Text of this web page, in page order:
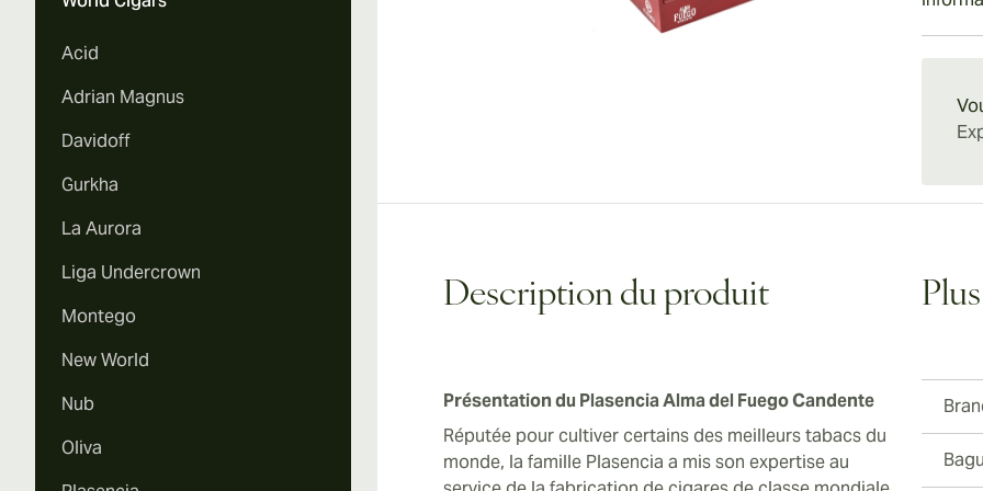
Acid
Adrian Magnus
Davidoff
Gurkha
La Aurora
Liga Undercrown
Montego
New World
Nub
Oliva
effort
de
tire
Avec
son
de la
que
Description du produit
Présentation du Plasencia Alma del Fuego Candente
Réputée pour cultiver certains des meilleurs tabacs du
monde, la famille Plasencia a mis son expertise au